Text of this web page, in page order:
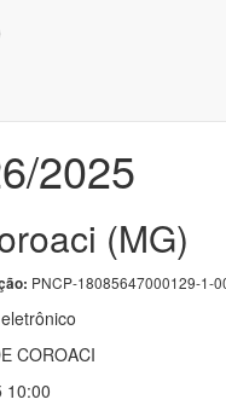
2025
(MG)
PNCP-18085647000129-1-
COROACI
10:00